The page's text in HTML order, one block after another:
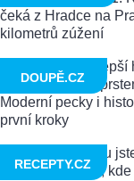
DOUPĚ.CZ
RECEPTY.CZ